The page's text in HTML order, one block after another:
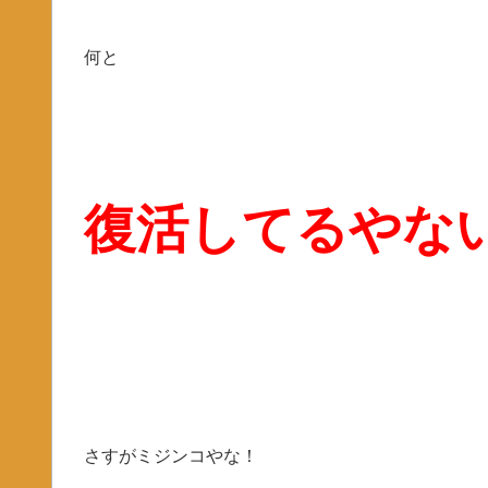
何と
復活してるやな
さすがミジンコやな！